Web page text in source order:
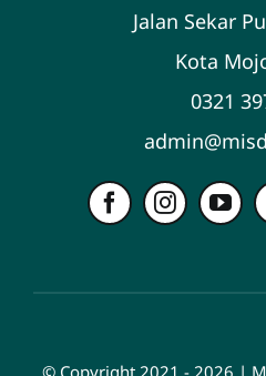
Jalan Sekar
Kota
0321